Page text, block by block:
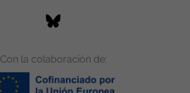
Con la colaboración de: